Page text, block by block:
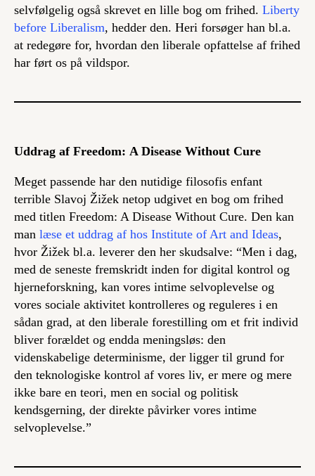
selvfølgelig også skrevet en lille bog om frihed. Liberty
before Liberalism, hedder den. Heri forsøger han bl.a.
at redegøre for, hvordan den liberale opfattelse af frihed
har ført os på vildspor.
Uddrag af Freedom: A Disease Without Cure
Meget passende har den nutidige filosofis enfant
terrible Slavoj Žižek netop udgivet en bog om frihed
med titlen Freedom: A Disease Without Cure. Den kan
man læse et uddrag af hos Institute of Art and Ideas,
hvor Žižek bl.a. leverer den her skudsalve: “Men i dag,
med de seneste fremskridt inden for digital kontrol og
hjerneforskning, kan vores intime selvoplevelse og
vores sociale aktivitet kontrolleres og reguleres i en
sådan grad, at den liberale forestilling om et frit individ
bliver forældet og endda meningsløs: den
videnskabelige determinisme, der ligger til grund for
den teknologiske kontrol af vores liv, er mere og mere
ikke bare en teori, men en social og politisk
kendsgerning, der direkte påvirker vores intime
selvoplevelse.”